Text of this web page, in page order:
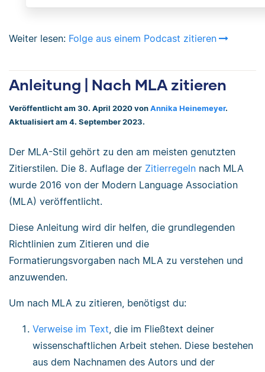
Weiter lesen: Folge aus einem Podcast zitieren
Anleitung | Nach MLA zitieren
Veröffentlicht am 30. April 2020 von Annika Heinemeyer.
Aktualisiert am 4. September 2023.
Der MLA-Stil gehört zu den am meisten genutzten
Zitierstilen. Die 8. Auflage der Zitierregeln nach MLA
wurde 2016 von der Modern Language Association
(MLA) veröffentlicht.
Diese Anleitung wird dir helfen, die grundlegenden
Richtlinien zum Zitieren und die
Formatierungsvorgaben nach MLA zu verstehen und
anzuwenden.
Um nach MLA zu zitieren, benötigst du:
Verweise im Text, die im Fließtext deiner
wissenschaftlichen Arbeit stehen. Diese bestehen
aus dem Nachnamen des Autors und der